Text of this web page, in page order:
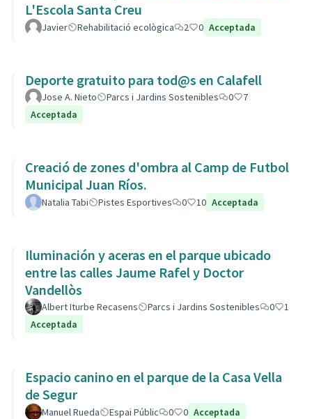
L'Escola Santa Creu
Javier Rehabilitació ecològica 2 0 Acceptada
Deporte gratuito para tod@s en Calafell
Jose A. Nieto Parcs i Jardins Sostenibles 0
7
Acceptada
Creació de zones d'ombra al Camp de Futbol
Municipal Juan Ríos.
Natalia Tabi Pistes Esportives 0 10 Acceptada
Iluminación y aceras en el parque ubicado
entre las calles Jaume Rafel y Doctor
Vandellòs
Albert Iturbe Recasens Parcs i Jardins Sostenibles 0
1
Acceptada
Espacio canino en el parque de la Casa Vella
de Segur
Manuel Rueda Espai Públic 0 0 Acceptada